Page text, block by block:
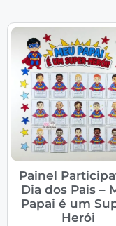
Painel
Dia dos Pais –
Papai é um
Herói